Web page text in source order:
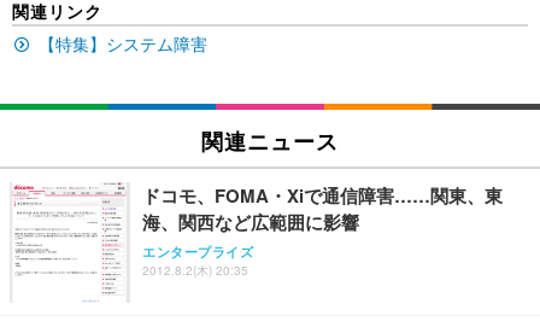
ュチェア 人間工学 疲れない ブラック
￥27,999
Sezlife オフィスチェア デスクチェア 疲れない テレ
ワーク チェア 強化バックレスト 30度ロッキング機
レスト 3Dヘッドレスト ハンガー付き 高反発クッシ
ョン PCチェア 通気性メッシュ ゲーミング/勉強/事
務用 おしゃれ パソコンチェア (ブラック)
￥7,680
Sezlife オフィスチェア デスクチェア 疲れない テレ
イト
【純正品】27"ゲーミングモニター DualSense 充電
フック付き（CFI-ZDM1J）
￥49,979
【整備済み品】Dell E2724HS 27インチ 液晶モニタ
x2袋(84枚) ホワイト(吸収面:ライトブルー)
￥3,234
ネオ・ルーライフ ネオ・オムツ L 中型犬用 26枚入
り 単品
￥1,800
Smart Basic(スマートベーシック) 【Amazon.co.jp
関連リンク
【特集】システム障害
関連ニュース
ドコモ、FOMA・Xiで通信障害……関東、東
海、関西など広範囲に影響
エンタープライズ
2012.8.2(木) 20:35